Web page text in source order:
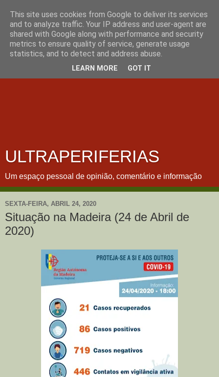
ULTRAPERIFERIAS
Um espaço pessoal de opinião, comentário e informação
SEXTA-FEIRA, ABRIL 24, 2020
Situação na Madeira (24 de Abril de
2020)
This site uses cookies from Google to deliver its services
and to analyze traffic. Your IP address and user-agent are
shared with Google along with performance and security
metrics to ensure quality of service, generate usage
statistics, and to detect and address abuse.
LEARN MORE GOT IT